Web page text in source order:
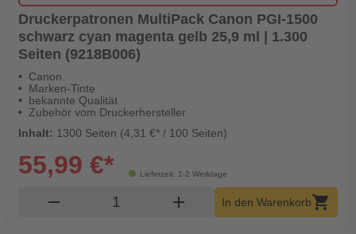
Druckerpatronen MultiPack Canon PGI-1500
schwarz cyan magenta gelb 25,9 ml | 1.300
Seiten (9218B006)
Canon
Marken-Tinte
bekannte Qualität
Zubehör vom Druckerhersteller
Inhalt: 1300 Seiten (4,31 €* / 100 Seiten)
Lieferzeit: 1-2 Werktage
55,99 €*
remove Produkt Warenkorb Menge
add In den Warenkorbshopping_cart